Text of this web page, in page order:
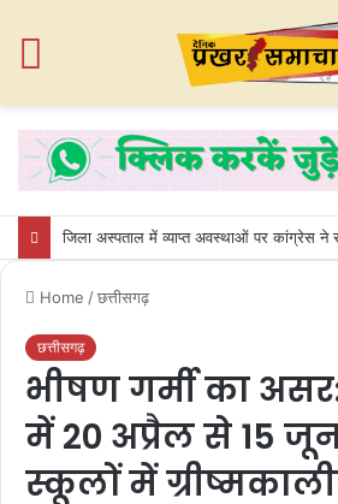
Home /छत्तीसगढ़
छत्तीसगढ़
भीषण गर्मी का
में 20 अप्रैल से 15
स्कूलों में